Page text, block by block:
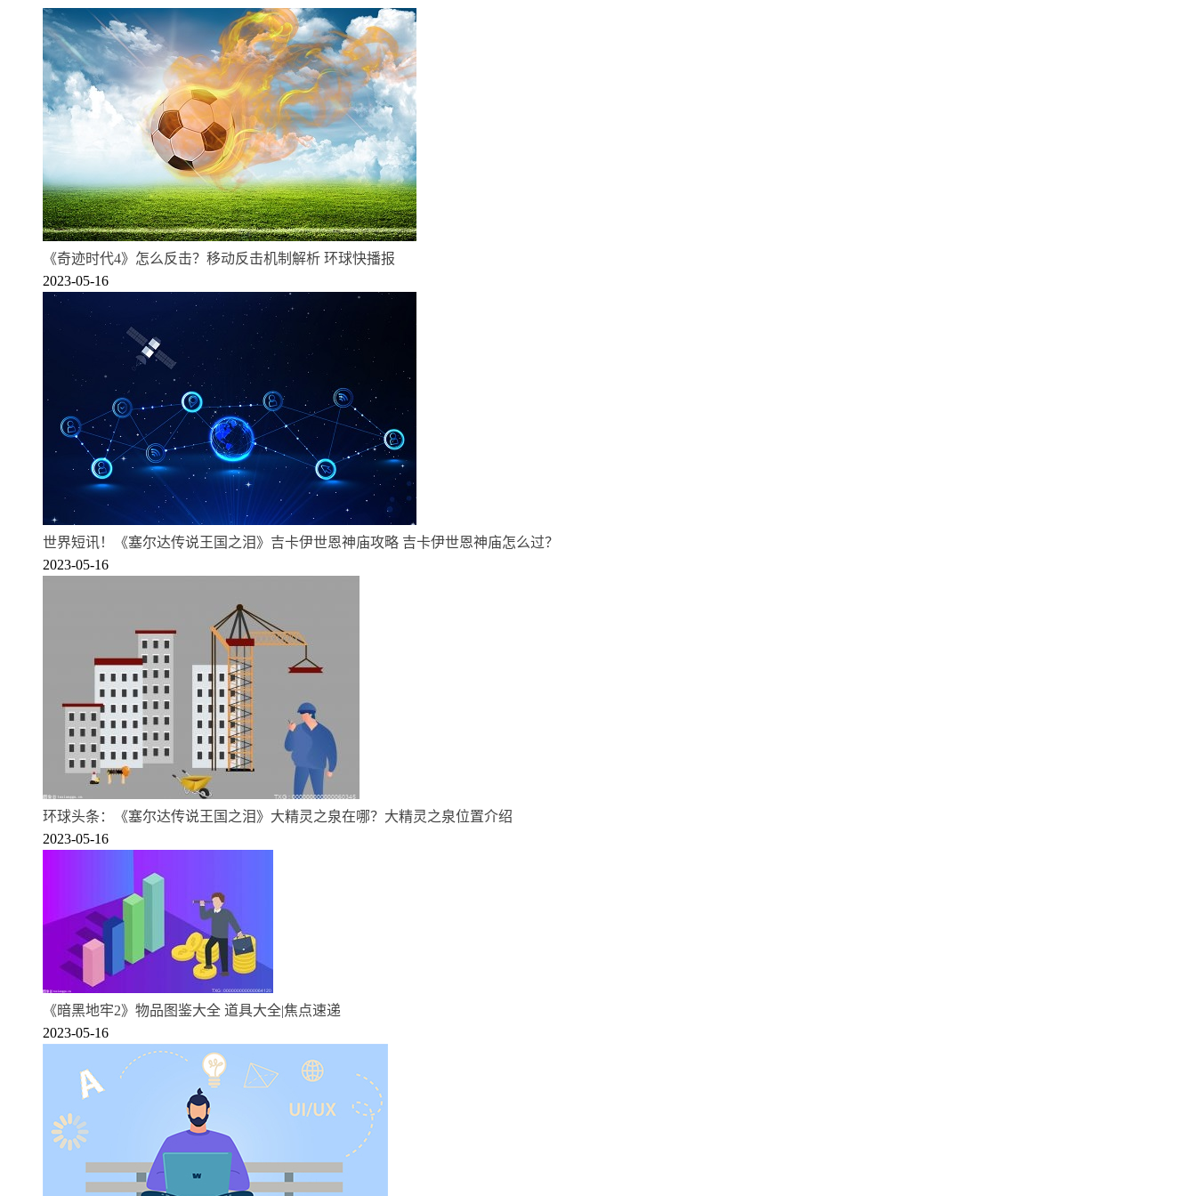
《奇迹时代4》怎么反击？移动反击机制解析 环球快播报
2023-05-16
世界短讯！《塞尔达传说王国之泪》吉卡伊世恩神庙攻略 吉卡伊世恩神庙怎么过？
2023-05-16
环球头条：《塞尔达传说王国之泪》大精灵之泉在哪？大精灵之泉位置介绍
2023-05-16
《暗黑地牢2》物品图鉴大全 道具大全|焦点速递
2023-05-16